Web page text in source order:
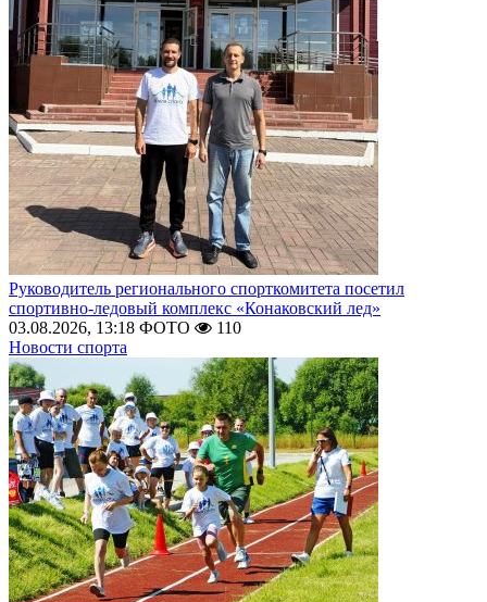
Руководитель регионального спорткомитета посетил
спортивно-ледовый комплекс «Конаковский лед»
03.08.2026, 13:18 ФОТО
110
Новости спорта